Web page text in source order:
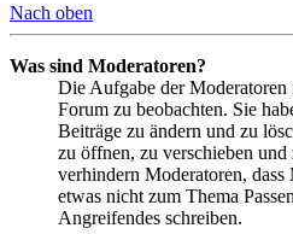
Nach oben
Was sind Moderatoren?
Die Aufgabe der Moderatoren
Forum zu beobachten. Sie
Beiträge zu ändern und zu
zu öffnen, zu verschieben
verhindern Moderatoren,
etwas nicht zum Thema
Angreifendes schreiben.